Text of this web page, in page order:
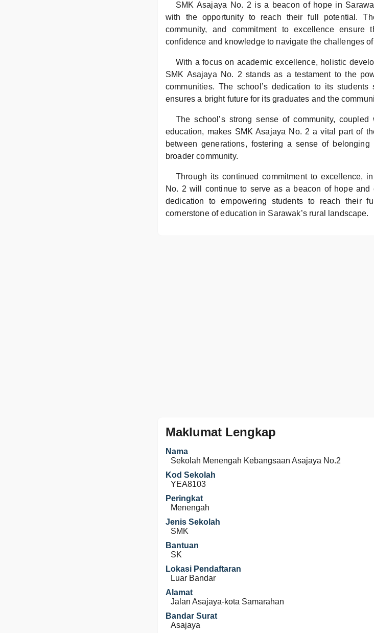
SMK Asajaya No. 2 is a beacon of hope in
with the opportunity to reach their full potential.
community, and commitment to excellence ensure
confidence and knowledge to navigate the challenges
With a focus on academic excellence, holistic
SMK Asajaya No. 2 stands as a testament to the
communities. The school’s dedication to its
ensures a bright future for its graduates and the
The school’s strong sense of community,
education, makes SMK Asajaya No. 2 a vital part of
between generations, fostering a sense of
broader community.
Through its continued commitment to excellence,
No. 2 will continue to serve as a beacon of hope and
dedication to empowering students to reach their
cornerstone of education in Sarawak’s rural landscape.
Maklumat Lengkap
Nama
Sekolah Menengah Kebangsaan Asajaya No.2
Kod Sekolah
YEA8103
Peringkat
Menengah
Jenis Sekolah
SMK
Bantuan
SK
Lokasi Pendaftaran
Luar Bandar
Alamat
Jalan Asajaya-kota Samarahan
Bandar Surat
Asajaya